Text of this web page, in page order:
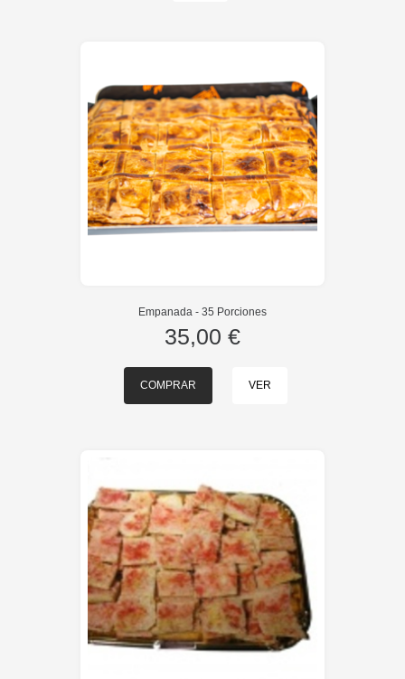
Empanada - 35 Porciones
35,00 €
COMPRAR VER